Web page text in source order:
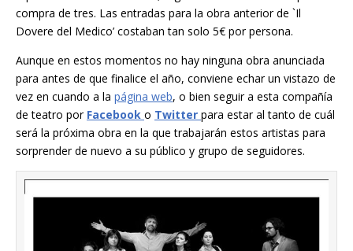
compra de tres. Las entradas para la obra anterior de `Il
Dovere del Medico’ costaban tan solo 5€ por persona.
Aunque en estos momentos no hay ninguna obra anunciada
para antes de que finalice el año, conviene echar un vistazo de
vez en cuando a la página web, o bien seguir a esta compañía
de teatro por Facebook o Twitter para estar al tanto de cuál
será la próxima obra en la que trabajarán estos artistas para
sorprender de nuevo a su público y grupo de seguidores.